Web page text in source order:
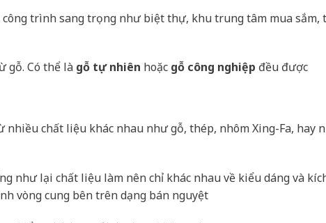
trình sang trọng như biệt thự, khu trung tâm mua sắm,
gỗ. Có thể là gỗ tự nhiên hoặc gỗ công nghiệp đều được
nhiều chất liệu khác nhau như gỗ, thép, nhôm Xing-Fa, hay
như lại chất liệu làm nên chỉ khác nhau về kiểu dáng và
vòng cung bên trên dạng bán nguyệt